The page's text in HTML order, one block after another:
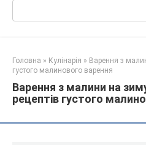
Головна » Кулінарія » Варення з
густого малинового варення
Варення з малини на
рецептів густого